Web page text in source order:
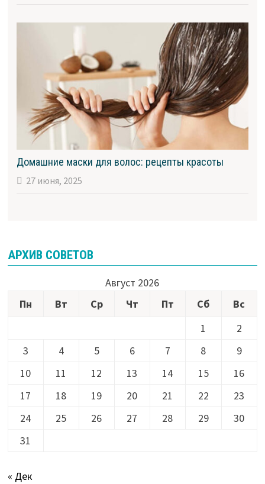
Домашние маски для волос: рецепты красоты
27 июня, 2025
АРХИВ СОВЕТОВ
Август 2026
Пн
Вт Ср Чт Пт Сб
Вс
1
2
3
4 5 6 7 8
9
10
11 12 13 14 15
16
17
18 19 20 21 22
23
24
25 26 27 28 29
30
31
« Дек